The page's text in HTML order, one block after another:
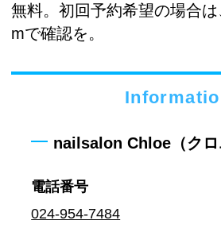
無料。初回予約希望の場合
mで確認を。
nailsalon Chloe（クロ
電話番号
024-954-7484